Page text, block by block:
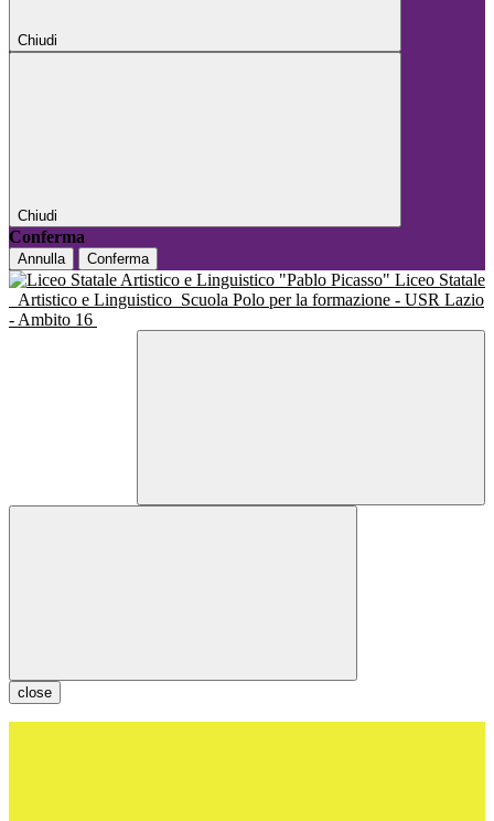
Chiudi
Chiudi
Conferma
Annulla Conferma
Liceo Statale
Artistico e Linguistico Scuola Polo per la formazione - USR Lazio
- Ambito 16
close